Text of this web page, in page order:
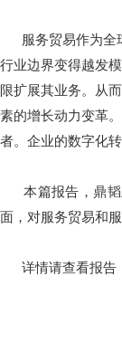
服务贸易作为全
行业边界变得越发
限扩展其业务。从
素的增长动力变革
者。企业的数字化
本篇报告，鼎韬
面，对服务贸易和
详情请查看报告